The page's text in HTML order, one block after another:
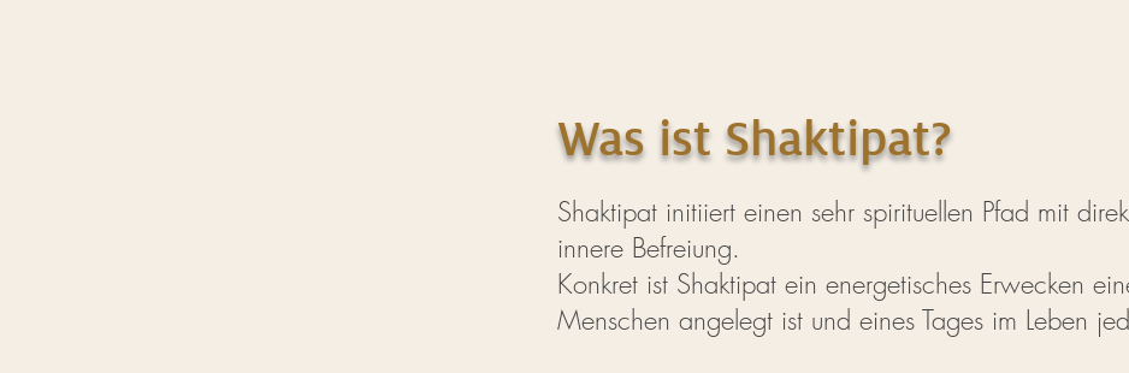
Was ist Shaktipat?
Shaktipat initiiert einen sehr spirituellen Pfad mit
innere Befreiung.
Konkret ist Shaktipat ein energetisches Erwecken
Menschen angelegt ist und eines Tages im Leben